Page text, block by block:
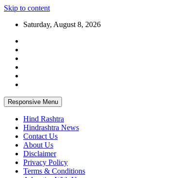
Skip to content
Saturday, August 8, 2026
Responsive Menu
Hind Rashtra
Hindrashtra News
Contact Us
About Us
Disclaimer
Privacy Policy
Terms & Conditions